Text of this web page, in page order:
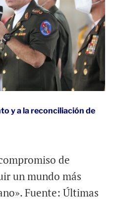
y a la reconciliación de
de
un mundo más
Fuente: Últimas